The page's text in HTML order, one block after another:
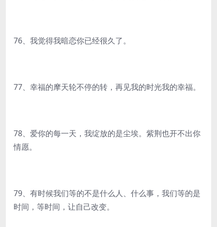
76、我觉得我暗恋你已经很久了。
77、幸福的摩天轮不停的转，再见我的时光我的幸福。
78、爱你的每一天，我绽放的是尘埃。紫荆也开不出你
情愿。
79、有时候我们等的不是什么人、什么事，我们等的是
时间，等时间，让自己改变。